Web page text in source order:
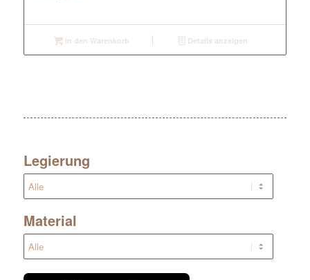
In den Warenkorb Details anzeigen
Legierung
Material